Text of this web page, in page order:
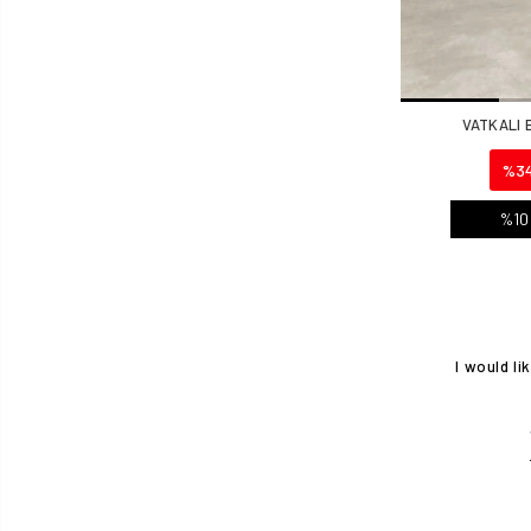
VATKALI
I would